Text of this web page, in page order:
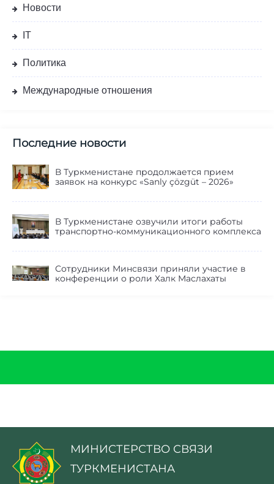
Новости
IT
Политика
Международные отношения
Последние новости
В Туркменистане продолжается прием
заявок на конкурс «Sanly çözgüt – 2026»
В Туркменистане озвучили итоги работы
транспортно-коммуникационного комплекса
Сотрудники Минсвязи приняли участие в
конференции о роли Халк Маслахаты
МИНИСТЕРСТВО СВЯЗИ
ТУРКМЕНИСТАНА